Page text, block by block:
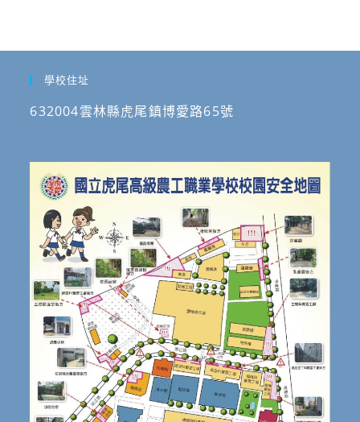
學校住址
632004雲林縣虎尾鎮博愛路65號